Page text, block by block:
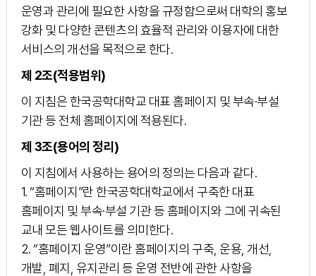
운영과 관리에 필요한 사항을 규정함으로써 대학의 홍보
강화 및 다양한 콘텐츠의 효율적 관리와 이용자에 대한
서비스의 개선을 목적으로 한다.
제 2조(적용범위)
이 지침은 한국공학대학교 대표 홈페이지 및 부속·부설
기관 등 전체 홈페이지에 적용된다.
제 3조(용어의 정리)
이 지침에서 사용하는 용어의 정의는 다음과 같다.
1. “홈페이지”란 한국공학대학교에서 구축한 대표
홈페이지 및 부속·부설 기관 등 홈페이지와 그에 귀속된
교내 모든 웹사이트를 의미한다.
2. “홈페이지 운영”이란 홈페이지의 구축, 운용, 개선,
개발, 폐지, 유지관리 등 운영 전반에 관한 사항을